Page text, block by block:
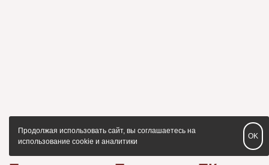
Продолжая использовать сайт, вы соглашаетесь на
использование cookie и аналитики
OK